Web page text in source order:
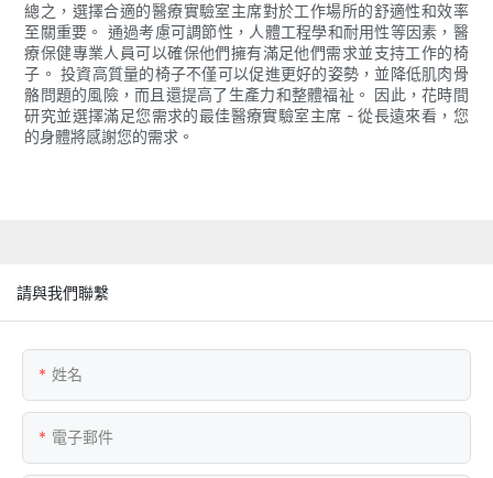
總之，選擇合適的醫療實驗室主席對於工作場所的舒適性和效率
至關重要。 通過考慮可調節性，人體工程學和耐用性等因素，醫
療保健專業人員可以確保他們擁有滿足他們需求並支持工作的椅
子。 投資高質量的椅子不僅可以促進更好的姿勢，並降低肌肉骨
骼問題的風險，而且還提高了生產力和整體福祉。 因此，花時間
研究並選擇滿足您需求的最佳醫療實驗室主席 - 從長遠來看，您
的身體將感謝您的需求。
請與我們聯繫
姓名
電子郵件